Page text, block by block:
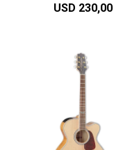
USD 230,00